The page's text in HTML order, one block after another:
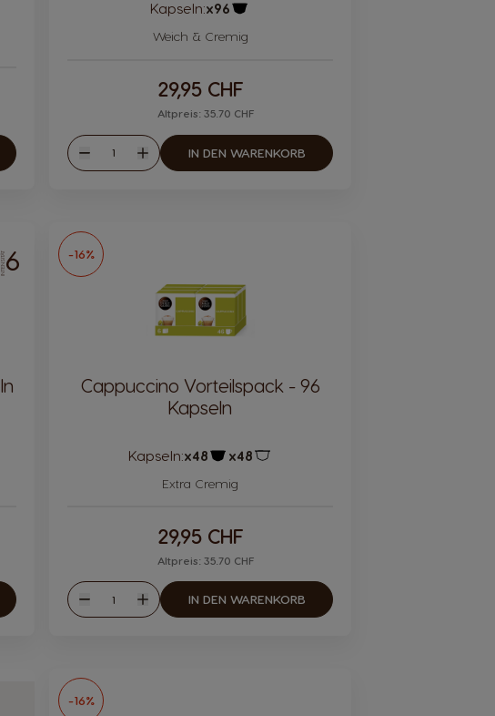
Kapseln:x96
Weich & Cremig
29,95 CHF
Altpreis: 35.70 CHF
Weniger
Menge
Mehr
IN DEN WARENKORB
INTENSITÄT6 -16%
Cappuccino Vorteilspack - 96
Kapseln
Kapseln:x48 x48
Extra Cremig
29,95 CHF
Altpreis: 35.70 CHF
Weniger
Menge
Mehr
IN DEN WARENKORB
-16%